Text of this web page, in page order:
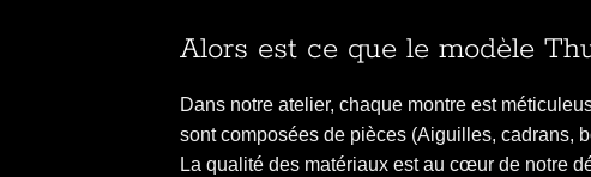
Alors est ce que le modèle
Dans notre atelier, chaque montre est
sont composées de pièces (Aiguilles, cadrans,
La qualité des matériaux est au cœur de notre